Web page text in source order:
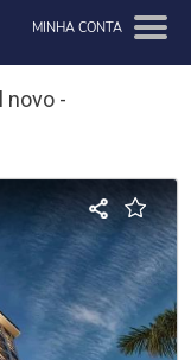
MINHA CONTA
novo -